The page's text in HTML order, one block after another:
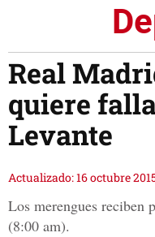
Real
quiere
Levante
Actualizado: 16 octubre
Los merengues reciben
(8:00 am).